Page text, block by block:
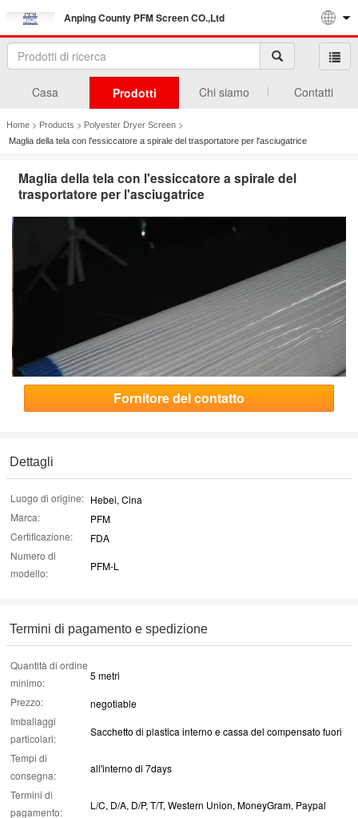
Anping County PFM Screen CO.,Ltd
Casa Prodotti Chi siamo Contatti
Home > Products > Polyester Dryer Screen >
Maglia della tela con l'essiccatore a spirale del trasportatore per l'asciugatrice
Maglia della tela con l'essiccatore a spirale del
trasportatore per l'asciugatrice
Fornitore del contatto
Dettagli
Luogo di origine: Hebei, Cina
Marca:
PFM
Certificazione:
FDA
Numero di
modello:
PFM-L
Termini di pagamento e spedizione
Quantità di ordine
minimo:
5 metri
Prezzo:
negotiable
Imballaggi
particolari:
Sacchetto di plastica interno e cassa del compensato fuori
Tempi di
consegna:
all'interno di 7days
Termini di
pagamento:
L/C, D/A, D/P, T/T, Western Union, MoneyGram, Paypal